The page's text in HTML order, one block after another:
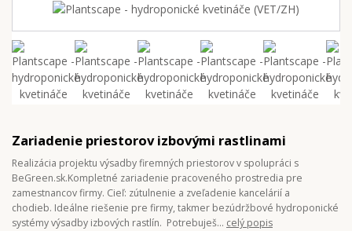
Zariadenie priestorov izbovými rastlinami
Realizácia projektu výsadby firemných priestorov v spolupráci s
BeGreen.sk.Kompletné zariadenie pracoveného prostredia pre
zamestnancov firmy. Cieľ: zútulnenie a zveľadenie kancelárií a
chodieb. Ideálne riešenie pre firmy, takmer bezúdržbové hydroponické
systémy výsadby izbových rastlín. Potrebuješ... celý popis